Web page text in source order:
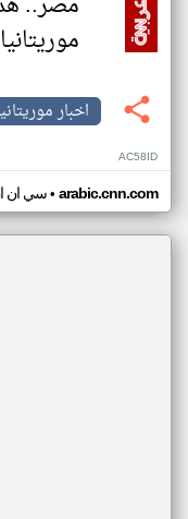
اخبار
AC58ID
سي ان• arabic.cnn.com